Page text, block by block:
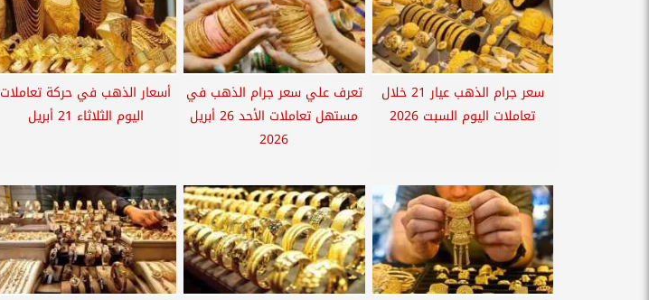
سعر جرام الذهب عيار 21 خلال
تعاملات اليوم السبت 2026
تعرف علي سعر جرام الذهب في
مستهل تعاملات الأحد 26 أبريل
2026
أسعار الذهب في حركة تعاملات
اليوم الثلاثاء 21 أبريل